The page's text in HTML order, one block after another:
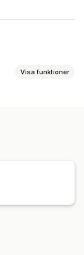
Visa funktioner